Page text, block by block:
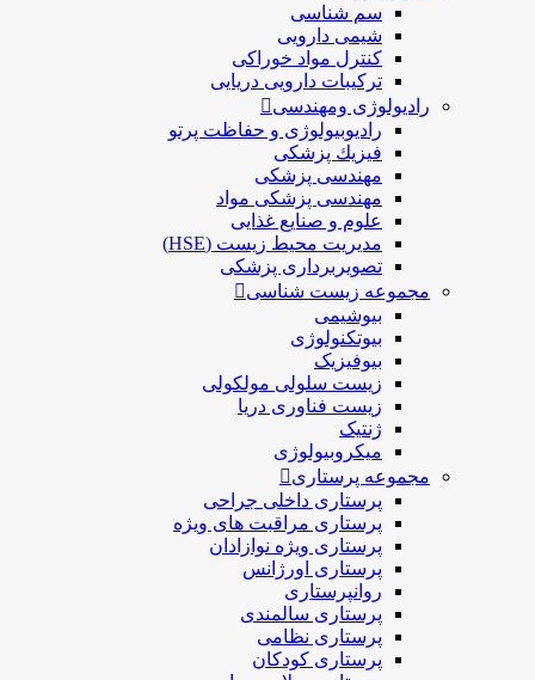
سم شناسی
شیمی دارویی
کنترل مواد خوراکی
ترکیبات دارویی دریایی
رادیولوژی ومهندسی
رادیوبیولوژی و حفاظت پرتو
فيزيك پزشکی
مهندسی پزشکی
مهندسی پزشکی مواد
علوم و صنايع غذایی
مدیریت محیط زیست (HSE)
تصویربرداری پزشکی
مجموعه زیست شناسی
بیوشیمی
بیوتکنولوژی
بیوفیزیک
زیست سلولی مولکولی
زیست فناوری دریا
ژنتیک
میکروبیولوژی
مجموعه پرستاری
پرستاری داخلی جراحی
پرستاری مراقبت های ويژه
پرستاری ويژه نوازادان
پرستاری اورژانس
روانپرستاری
پرستاری سالمندی
پرستاری نظامی
پرستاری کودکان